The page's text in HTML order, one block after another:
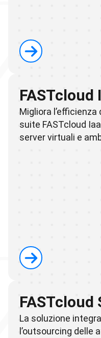
FASTcloud
Migliora
suite FASTcloud
server virtuali e
FASTcloud
La soluzione
l’outsourcing